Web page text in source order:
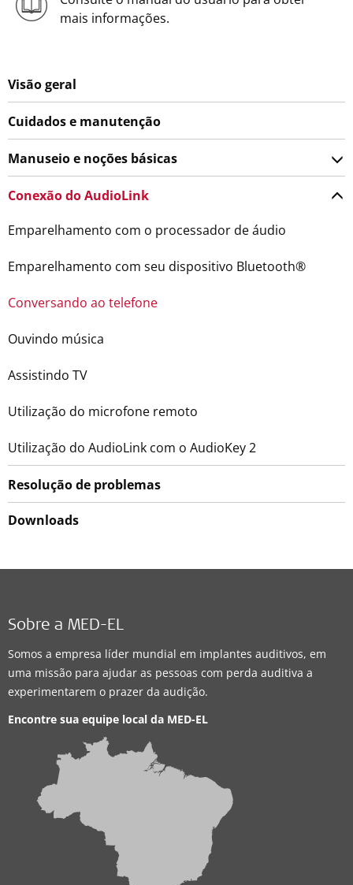
mais informações.
Visão geral
Cuidados e manutenção
Manuseio e noções básicas
Conexão do AudioLink
Emparelhamento com o processador de áudio
Emparelhamento com seu dispositivo Bluetooth®
Conversando ao telefone
Ouvindo música
Assistindo TV
Utilização do microfone remoto
Utilização do AudioLink com o AudioKey 2
Resolução de problemas
Downloads
Sobre a MED-EL
Somos a empresa líder mundial em implantes auditivos, em
uma missão para ajudar as pessoas com perda auditiva a
experimentarem o prazer da audição.
Encontre sua equipe local da MED-EL